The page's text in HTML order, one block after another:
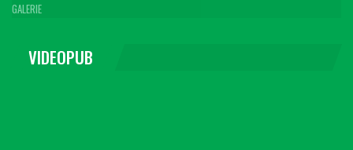
GALERIE
VIDEOPUB